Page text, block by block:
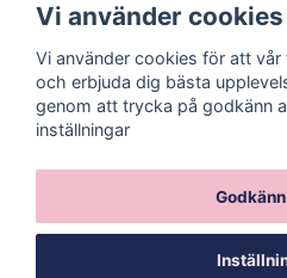
email
Mejladress
erbjudande.
Vi använder cookies
Vi använder cookies för att
och erbjuda dig bästa
genom att trycka på godkänn
inställningar